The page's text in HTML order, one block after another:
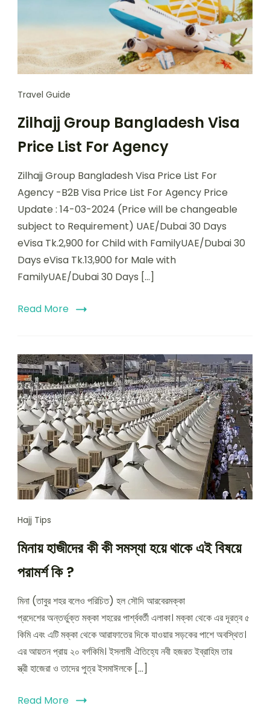
Travel Guide
Zilhajj Group Bangladesh Visa
Price List For Agency
Zilhajj Group Bangladesh Visa Price List For
Agency -B2B Visa Price List For Agency Price
Update : 14-03-2024 (Price will be changeable
subject to Requirement) UAE/Dubai 30 Days
eVisa Tk.2,900 for Child with FamilyUAE/Dubai 30
Days eVisa Tk.13,900 for Male with
FamilyUAE/Dubai 30 Days […]
Read More
Hajj Tips
মিনায় হাজীদের কী কী সমস্যা হয়ে থাকে এই বিষয়ে
পরামর্শ কি ?
মিনা (তাবুর শহর বলেও পরিচিত) হল সৌদি আরবেরমক্কা
প্রদেশের অন্তর্ভুক্ত মক্কা শহরের পার্শ্ববর্তী এলাকা। মক্কা থেকে এর দূরত্ব ৫
কিমি এবং এটি মক্কা থেকে আরাফাতের দিকে যাওয়ার সড়কের পাশে অবস্থিত।
এর আয়তন প্রায় ২০ বর্গকিমি। ইসলামী ঐতিহ্যে নবী হজরত ইব্রাহিম তার
স্ত্রী হাজেরা ও তাদের পুত্র ইসমাঈলকে […]
Read More